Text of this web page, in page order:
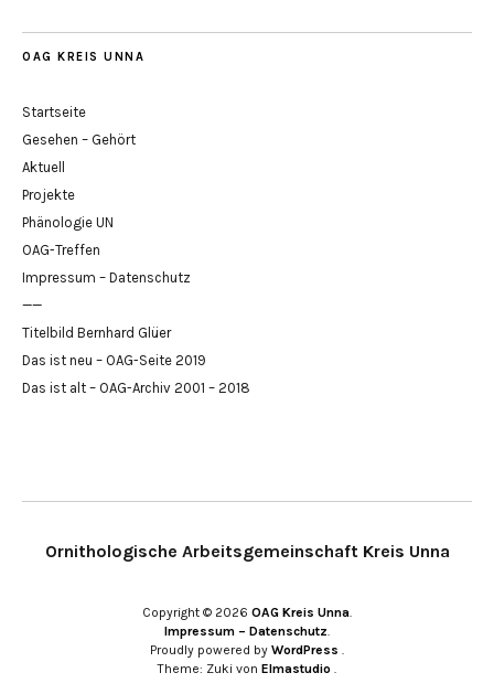
OAG KREIS UNNA
Startseite
Gesehen – Gehört
Aktuell
Projekte
Phänologie UN
OAG-Treffen
Impressum – Datenschutz
——
Titelbild Bernhard Glüer
Das ist neu – OAG-Seite 2019
Das ist alt – OAG-Archiv 2001 – 2018
Ornithologische Arbeitsgemeinschaft Kreis Unna
Copyright © 2026 OAG Kreis Unna
Impressum – Datenschutz
Proudly powered by WordPress
Theme: Zuki von Elmastudio